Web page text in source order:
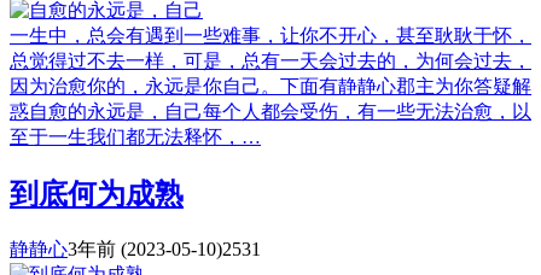
一生中，总会有遇到一些难事，让你不开心，甚至耿耿于怀，
总觉得过不去一样，可是，总有一天会过去的，为何会过去，
因为治愈你的，永远是你自己。下面有静静心郡主为你答疑解
惑自愈的永远是，自己每个人都会受伤，有一些无法治愈，以
至于一生我们都无法释怀，…
到底何为成熟
静静心3年前 (2023-05-10)2531